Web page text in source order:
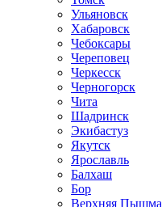
Ульяновск
Хабаровск
Чебоксары
Череповец
Черкесск
Черногорск
Чита
Шадринск
Экибастуз
Якутск
Ярославль
Балхаш
Бор
Верхняя Пышма